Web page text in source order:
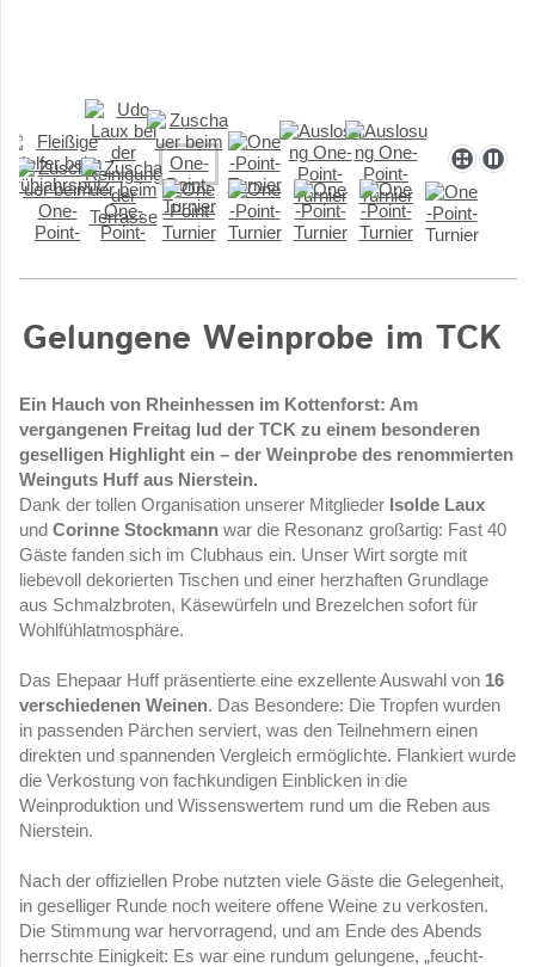
Gelungene Weinprobe im TCK
Ein Hauch von Rheinhessen im Kottenforst: Am
vergangenen Freitag lud der TCK zu einem besonderen
geselligen Highlight ein – der Weinprobe des renommierten
Weinguts Huff aus Nierstein.
Dank der tollen Organisation unserer Mitglieder Isolde Laux
und Corinne Stockmann war die Resonanz großartig: Fast 40
Gäste fanden sich im Clubhaus ein. Unser Wirt sorgte mit
liebevoll dekorierten Tischen und einer herzhaften Grundlage
aus Schmalzbroten, Käsewürfeln und Brezelchen sofort für
Wohlfühlatmosphäre.
Das Ehepaar Huff präsentierte eine exzellente Auswahl von 16
verschiedenen Weinen. Das Besondere: Die Tropfen wurden
in passenden Pärchen serviert, was den Teilnehmern einen
direkten und spannenden Vergleich ermöglichte. Flankiert wurde
die Verkostung von fachkundigen Einblicken in die
Weinproduktion und Wissenswertem rund um die Reben aus
Nierstein.
Nach der offiziellen Probe nutzten viele Gäste die Gelegenheit,
in geselliger Runde noch weitere offene Weine zu verkosten.
Die Stimmung war hervorragend, und am Ende des Abends
herrschte Einigkeit: Es war eine rundum gelungene, „feucht-